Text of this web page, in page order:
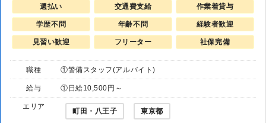
週払い 交通費支給 作業着貸与
学歴不問 年齢不問 経験者歓迎
見習い歓迎 フリーター 社保完備
職種 ①警備スタッフ(アルバイト)
給与 ①日給10,500円～
エリア
町田・八王子 東京都